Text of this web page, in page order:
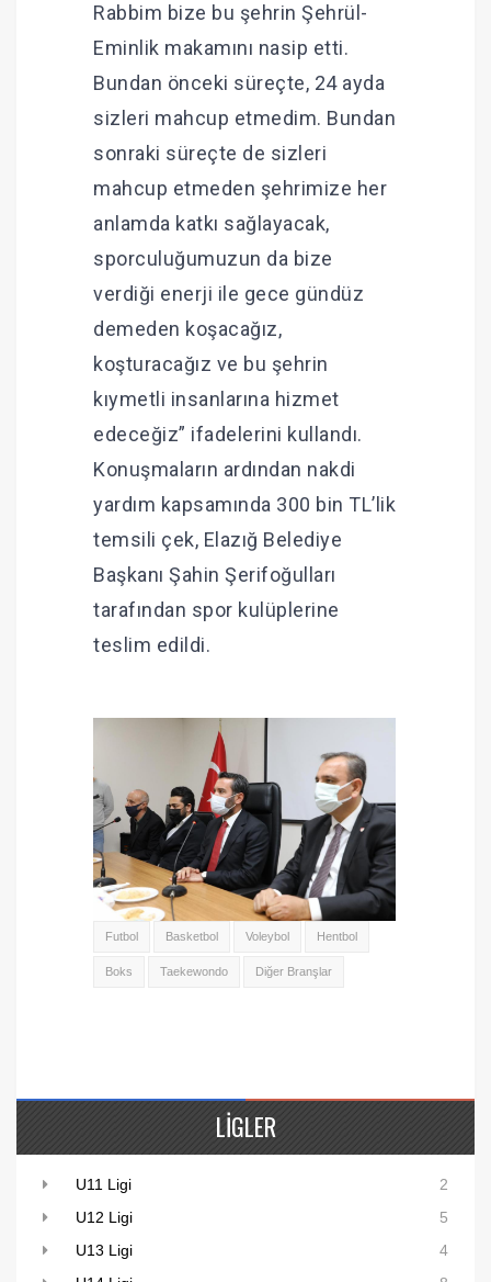
Rabbim bize bu şehrin Şehrül-
Eminlik makamını nasip etti.
Bundan önceki süreçte, 24 ayda
sizleri mahcup etmedim. Bundan
sonraki süreçte de sizleri
mahcup etmeden şehrimize her
anlamda katkı sağlayacak,
sporculuğumuzun da bize
verdiği enerji ile gece gündüz
demeden koşacağız,
koşturacağız ve bu şehrin
kıymetli insanlarına hizmet
edeceğiz” ifadelerini kullandı.
Konuşmaların ardından nakdi
yardım kapsamında 300 bin TL’lik
temsili çek, Elazığ Belediye
Başkanı Şahin Şerifoğulları
tarafından spor kulüplerine
teslim edildi.
Futbol Basketbol Voleybol Hentbol
Boks Taekewondo Diğer Branşlar
LIGLER
U11 Ligi
2
U12 Ligi
5
U13 Ligi
4